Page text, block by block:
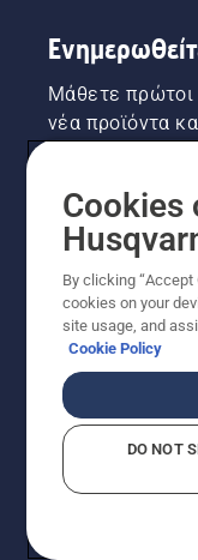
Μάθετε πρώτοι
νέα προϊόντα
© Husqvarna
Cookies
By clicking
cookies on your
site usage, and
Cookie Policy
DO NOT